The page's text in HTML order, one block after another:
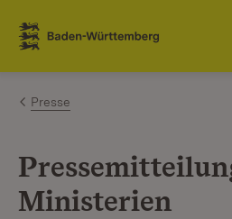
Zum Inhalt springen
Link zur Startseite
Presse
Ministerien